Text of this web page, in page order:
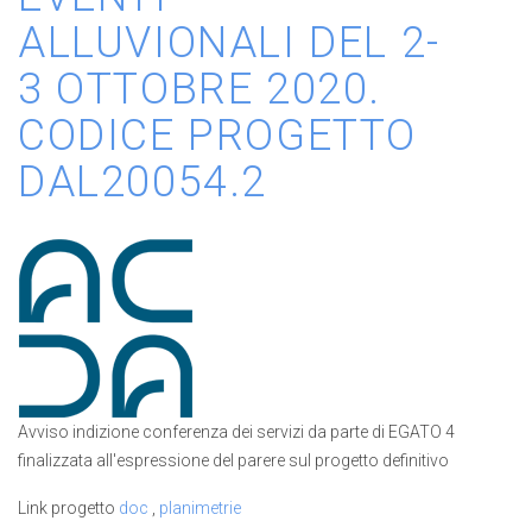
ALLUVIONALI DEL 2-
3 OTTOBRE 2020.
CODICE PROGETTO
DAL20054.2
Avviso indizione conferenza dei servizi da parte di EGATO 4
finalizzata all'espressione del parere sul progetto definitivo
Link progetto doc planimetrie